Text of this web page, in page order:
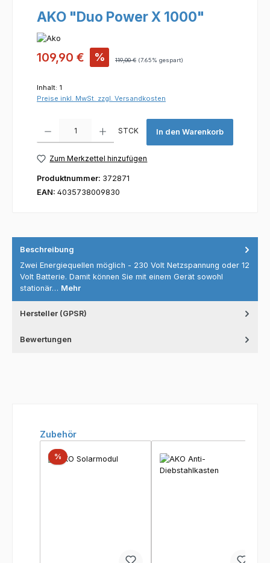
AKO "Duo Power X 1000"
Verkaufspreis:
109,90 € % Regulärer Preis:
119,00 € (7.65% gespart)
Inhalt: 1
Preise inkl. MwSt. zzgl. Versandkosten
STCK In den Warenkorb
Zum Merkzettel hinzufügen
Produktnummer: 372871
EAN: 4035738009830
Beschreibung
Zwei Energiequellen möglich - 230 Volt Netzspannung oder 12
Volt Batterie. Damit können Sie mit einem Gerät sowohl
stationär… Mehr
Hersteller (GPSR)
Bewertungen
Produktgalerie überspringen
Zubehör
%Rabatt